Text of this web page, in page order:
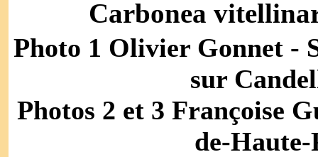
Carbonea
Photo 1 Olivier Gonnet -
sur
Photos 2 et 3 Françoise
de-Haute-